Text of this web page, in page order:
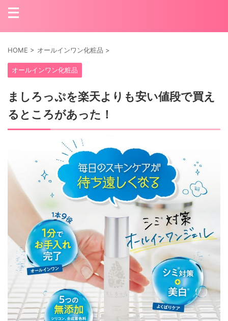
HOME > オールインワン化粧品 >
オールインワン化粧品
ましろっぷを楽天よりも安い値段で買え
るところがあった！